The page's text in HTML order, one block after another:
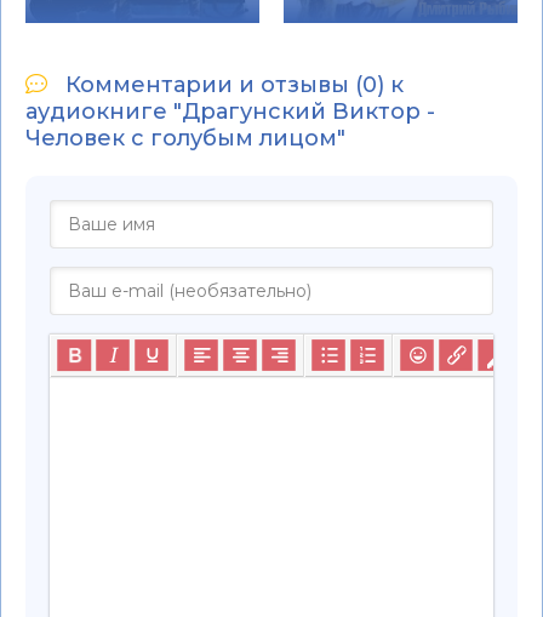
Комментарии и отзывы (0) к
аудиокниге "Драгунский Виктор -
Человек с голубым лицом"